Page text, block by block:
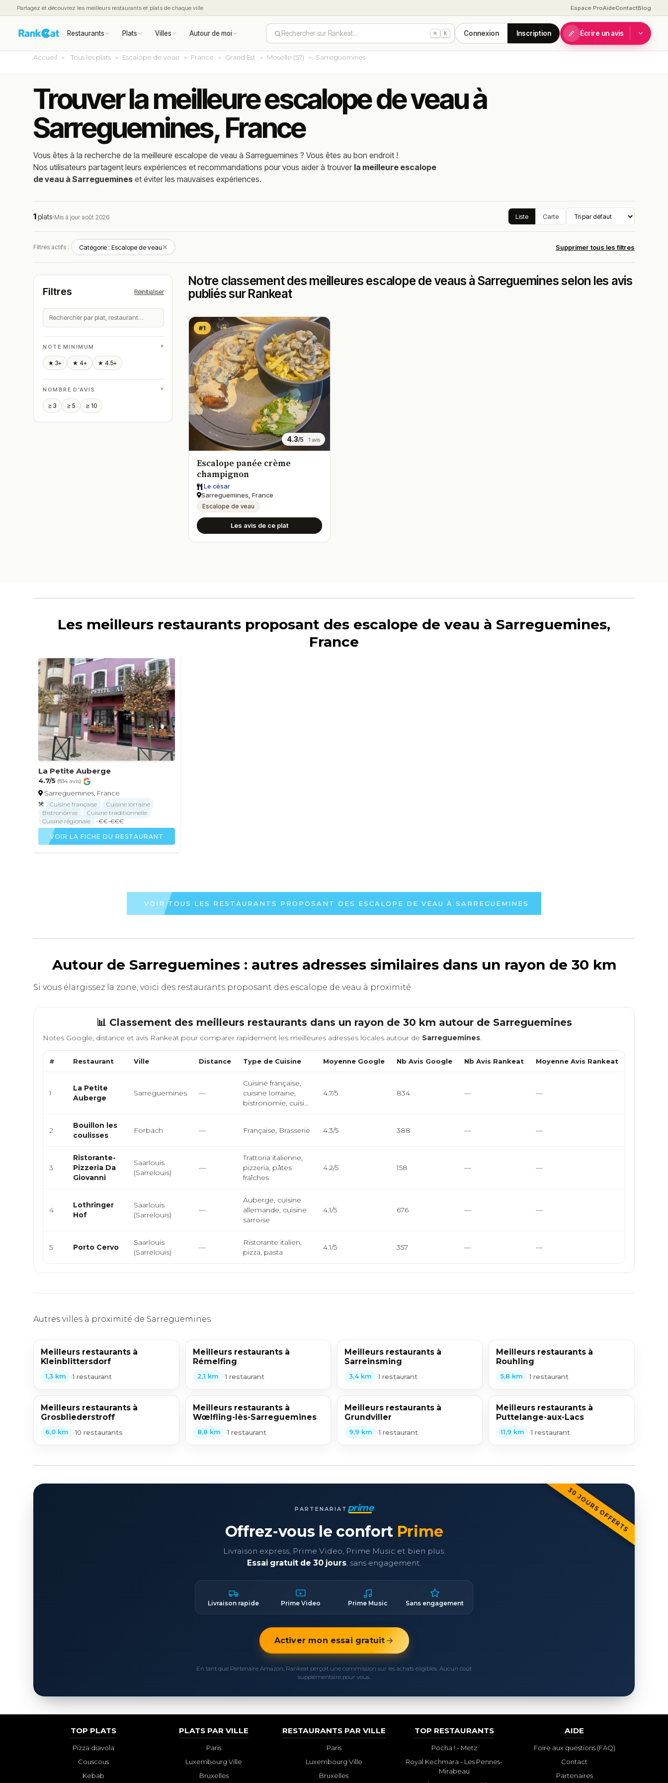
Partagez et découvrez les meilleurs restaurants et plats de chaque ville Espace ProAideContactBlog
Restaurants Plats Villes Autour de moi Rechercher sur Rankeat… ⌘ K Connexion Inscription Écrire un avis
Accueil Tous les plats Escalope de veau France Grand Est Moselle (57) Sarreguemines
Trouver la meilleure escalope de veau à
Sarreguemines, France
Vous êtes à la recherche de la meilleureescalope de veau àSarreguemines ? Vous êtes au bon endroit !
Nos utilisateurs partagent leurs expériences et recommandations pour vous aider à trouver la meilleure escalope
de veau à Sarreguemines et éviter les mauvaises expériences.
1plats·Mis à jour août 2026 Liste Carte
Filtres actifs : Catégorie : Escalope de veau✕ Supprimer tous les filtres
Filtres Réinitialiser
NOTE MINIMUM ˅
★ 3+ ★ 4+ ★ 4.5+
NOMBRE D'AVIS ˅
≥ 3 ≥ 5 ≥ 10
Notre classement des meilleures escalope de veaus à Sarreguemines selon les avis
publiés sur Rankeat
#1
4.3/5 1 avis
Escalope panée crème
champignon
Le césar
Sarreguemines, France
Escalope de veau
Les avis de ce plat
Les meilleurs restaurants proposant des escalope de veau à Sarreguemines,
France
La Petite Auberge
4.7/5 (834 avis)
Sarreguemines, France
Cuisine française
Cuisine lorraine
Bistronomie
Cuisine traditionnelle
Cuisine régionale
· €€-€€€
VOIR LA FICHE DU RESTAURANT
VOIR TOUS LES RESTAURANTS PROPOSANT DES ESCALOPE DE VEAU À SARREGUEMINES
Autour de Sarreguemines : autres adresses similaires dans un rayon de 30 km
Si vous élargissez la zone, voici des restaurants proposant des escalope de veau à proximité.
📊 Classement des meilleurs restaurants dans un rayon de 30 km autour de Sarreguemines
Notes Google, distance et avis Rankeat pour comparer rapidement les meilleures adresses locales autour de Sarreguemines.
# Restaurant Ville Distance Type de Cuisine Moyenne Google Nb Avis Google Nb Avis Rankeat Moyenne Avis Rankeat
1
La Petite
Auberge
Sarreguemines —
Cuisine française,
cuisine lorraine,
bistronomie, cuisi...
4.7/5 834 — —
2
Bouillon les
coulisses
Forbach — Française, Brasserie 4.3/5 388 — —
3
Ristorante-
Pizzeria Da
Giovanni
Saarlouis
(Sarrelouis)
—
Trattoria italienne,
pizzeria, pâtes
fraîches
4.2/5 158 — —
4
Lothringer
Hof
Saarlouis
(Sarrelouis)
—
Auberge, cuisine
allemande, cuisine
sarroise
4.1/5 676 — —
5 Porto Cervo
Saarlouis
(Sarrelouis)
—
Ristorante italien,
pizza, pasta
4.1/5 357 — —
Autres villes à proximité de Sarreguemines
Meilleurs restaurants à
Kleinblittersdorf
1,3 km •1 restaurant
Meilleurs restaurants à
Rémelfing
2,1 km •1 restaurant
Meilleurs restaurants à
Sarreinsming
3,4 km •1 restaurant
Meilleurs restaurants à
Rouhling
5,8 km •1 restaurant
Meilleurs restaurants à
Grosbliederstroff
6,0 km •10 restaurants
Meilleurs restaurants à
Wœlfling-lès-Sarreguemines
8,8 km •1 restaurant
Meilleurs restaurants à
Grundviller
9,9 km •1 restaurant
Meilleurs restaurants à
Puttelange-aux-Lacs
11,9 km •1 restaurant
30 JOURS OFFERTS
PARTENARIAT prime
Offrez-vous le confort Prime
Livraison express, Prime Video, Prime Music et bien plus.
Essai gratuit de 30 jours, sans engagement.
Livraison rapide Prime Video Prime Music Sans engagement
Activer mon essai gratuit
En tant que Partenaire Amazon, Rankeat perçoit une commission sur les achats éligibles. Aucun coût
supplémentaire pour vous.
TOP PLATS
Pizza diavola
Couscous
Kebab
PLATS PAR VILLE
Paris
Luxembourg Ville
Bruxelles
RESTAURANTS PAR VILLE
Paris
Luxembourg Ville
Bruxelles
TOP RESTAURANTS
Pocha ! - Metz
Royal Kechmara - Les Pennes-
Mirabeau
AIDE
Foire aux questions (FAQ)
Contact
Partenaires